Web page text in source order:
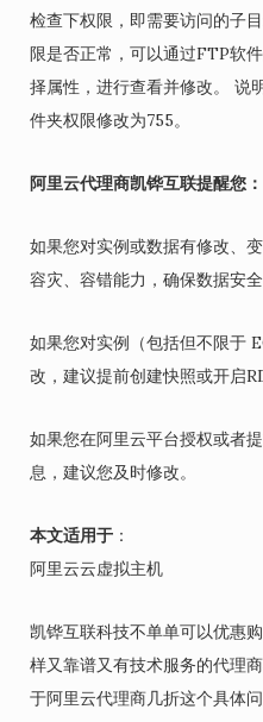
检查下权限，即需要访问的子
限是否正常，可以通过FTP软
择属性，进行查看并修改。 说
件夹权限修改为755。
阿里云代理商凯铧互联提醒您：
如果您对实例或数据有修改、
容灾、容错能力，确保数据安全
如果您对实例（包括但不限于
改，建议提前创建快照或开启
如果您在阿里云平台授权或者
息，建议您及时修改。
本文适用于 ：
阿里云云虚拟主机
凯铧互联科技不单单可以优惠
样又靠谱又有技术服务的代理
于阿里云代理商几折这个具体